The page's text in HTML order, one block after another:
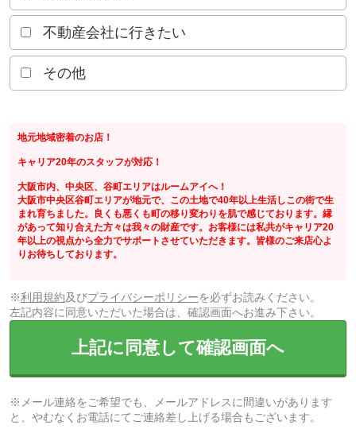
不動産会社に行きたい
その他
地元地域密着のお店！
キャリア20年のスタッフが対応！
大阪市内、中央区、谷町エリアはルームアイへ！
大阪市中央区谷町エリアが地元で、この土地で40年以上生活しこの街で生
まれ育ちました。良くも悪くも町の移り変わりを肌で感じております。縁
があって知り合えた方々は我々の財産です。お客様には私共がキャリア20
年以上の視点から全力でサポートさせていただきます。皆様のご来店心よ
りお待ちしております。
※利用規約及びプライバシーポリシーを必ずお読みください。
左記内容に同意いただいた場合は、確認画面へお進み下さい。
上記に同意して確認画面へ
※メール連絡をご希望でも、メールアドレスに間違いがあります
と、やむなくお電話にてご連絡差し上げる場合もございます。